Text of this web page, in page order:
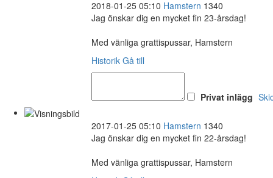
2018-01-25 05:10 Hamstern 1340
Jag önskar dig en mycket fin 23-årsdag!
Med vänliga grattispussar, Hamstern
Historik Gå till
Privat inlägg
2017-01-25 05:10 Hamstern 1340
Jag önskar dig en mycket fin 22-årsdag!
Med vänliga grattispussar, Hamstern